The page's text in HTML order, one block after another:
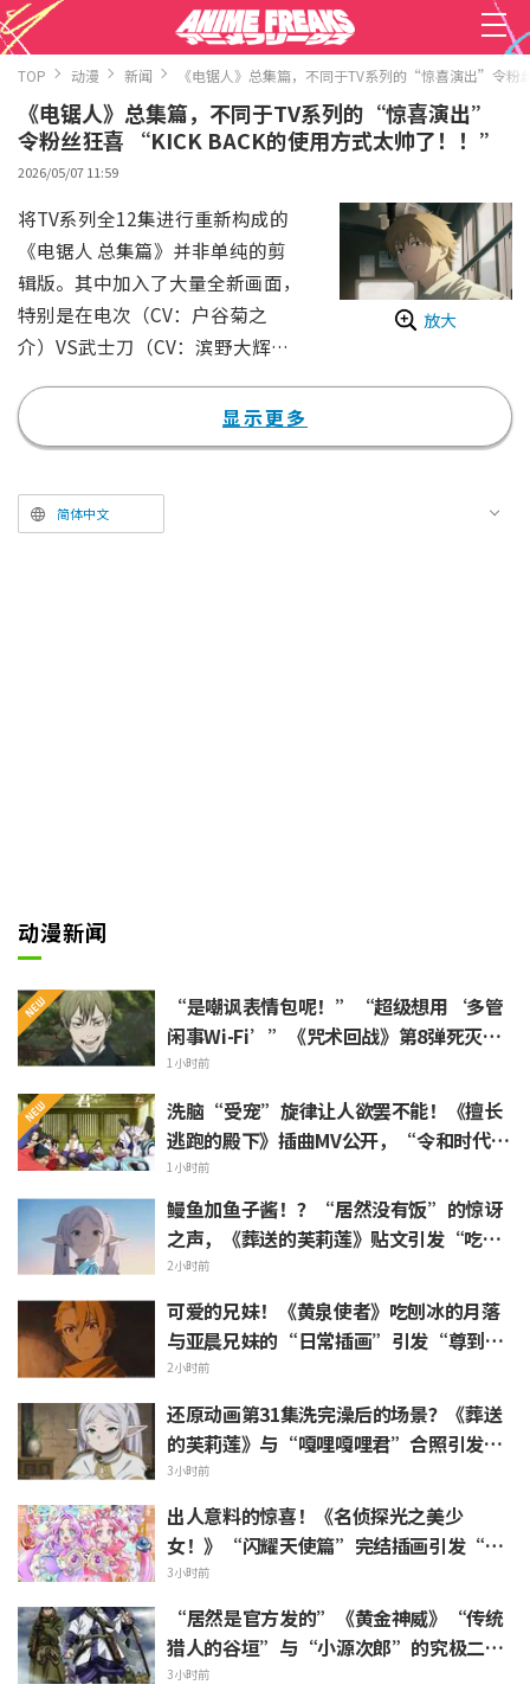
TOP 动漫 新闻 《电锯人》总集篇，不同于TV系列的“惊喜演出”令
《电锯人》总集篇，不同于TV系列的“惊喜演出”
令粉丝狂喜 “KICK BACK的使用方式太帅了！！”
2026/05/07 11:59
放大
将TV系列全12集进行重新构成的
《电锯人 总集篇》并非单纯的剪
辑版。其中加入了大量全新画面，
特别是在电次（CV：户谷菊之
介）VS武士刀（CV：滨野大辉）
K》的惊喜演出，令粉丝们陷入了
狂喜。
绘了电次与武士刀的激战。就在电
次变身为电锯人进入战斗模式的同
显示更多
简体中文
动漫新闻
“是嘲讽表情包呢！”“超级想用‘多管
闲事Wi-Fi’”《咒术回战》第8弹死灭回
游表情包上线引发粉丝狂喜
1小时前
洗脑“受宠”旋律让人欲罢不能！《擅长
逃跑的殿下》插曲MV公开，“令和时代的
时代剧居然出角色歌”引发热议
1小时前
鳗鱼加鱼子酱！？“居然没有饭”的惊讶
之声，《葬送的芙莉莲》贴文引发“吃白
烧才是懂行”的热烈反响
2小时前
可爱的兄妹！《黄泉使者》吃刨冰的月落
与亚晨兄妹的“日常插画”引发“尊到升
天”“完全就是情侣嘛”等热烈反响
2小时前
还原动画第31集洗完澡后的场景？《葬送
的芙莉莲》与“嘎哩嘎哩君”合照引发
“头发像是裹着浴巾”热议
3小时前
出人意料的惊喜！《名侦探光之美少
女！》“闪耀天使篇”完结插画引发“心
里一阵紧揪”“感受到了制作组的爱”等
热烈反响
3小时前
“居然是官方发的”《黄金神威》“传统
猎人的谷垣”与“小源次郎”的究极二选
一 引发“两个都喜欢”的声浪涌现
3小时前